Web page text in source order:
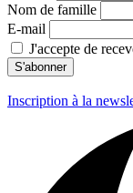
Nom de famille
E-mail
J'accepte de
Inscription à la